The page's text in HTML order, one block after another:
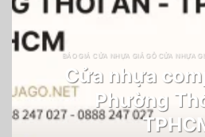
BÁO GIÁ CỬA NHỰA GIẢ GỖ CỬA NHỰA
Cửa nhựa
Phường